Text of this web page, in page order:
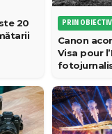
20
PRIN
Canon
Visa pour